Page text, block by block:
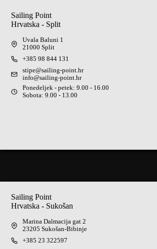
Sailing Point
Hrvatska - Split
Uvala Baluni 1
21000 Split
+385 98 844 131
stipe@sailing-point.hr
info@sailing-point.hr
Ponedeljek - petek: 9.00 - 16.00
Sobota: 9.00 - 13.00
Sailing Point
Hrvatska - Sukošan
Marina Dalmacija gat 2
23205 Sukošan-Bibinje
+385 23 322597